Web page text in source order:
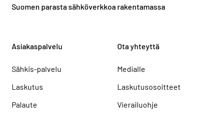
Suomen parasta sähköverkkoa rakentamassa
Asiakaspalvelu
Sähkis-palvelu
Laskutus
Palaute
Ota yhteyttä
Medialle
Laskutusosoitteet
Vierailuohje